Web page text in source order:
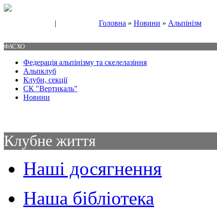
| Головна » Новини » Альпінізм
ФАСХО
Федерація альпінізму та скелелазіння
Альпклуб
Клуби, секції
СК "Вертикаль"
Новини
Клубне життя
Наші досягнення
Наша бібліотека